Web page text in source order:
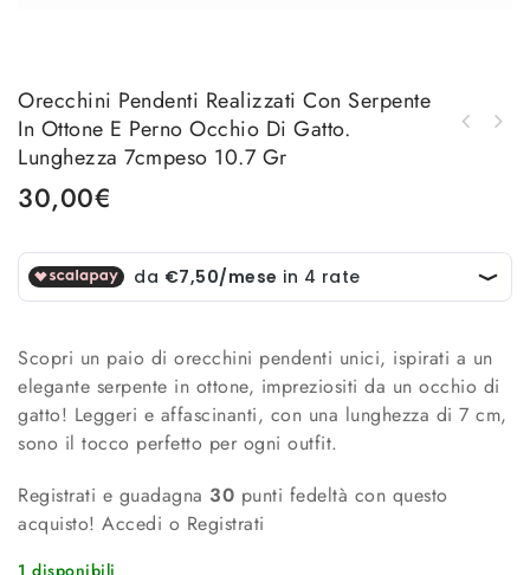
Orecchini Pendenti Realizzati Con Serpente
In Ottone E Perno Occhio Di Gatto.
Lunghezza 7cmpeso 10.7 Gr
30,00€
Scopri un paio di orecchini pendenti unici, ispirati a un
elegante serpente in ottone, impreziositi da un occhio di
gatto! Leggeri e affascinanti, con una lunghezza di 7 cm,
sono il tocco perfetto per ogni outfit.
Registrati e guadagna 30 punti fedeltà con questo
acquisto! Accedi o Registrati
1 disponibili